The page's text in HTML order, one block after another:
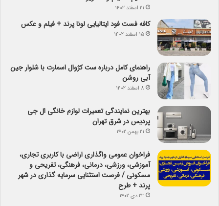
۲۱ اسفند ۱۴۰۲
کافه فست فود ایتالیایی لونا پرند + فیلم و عکس
۱۵ اسفند ۱۴۰۲
راهنمای کامل درباره ست کژوال اسمارت با شلوار جین
آبی روشن
۸ اسفند ۱۴۰۲
بهترین نمایندگی تعمیرات لوازم خانگی ال جی
پردیس در شرق تهران
۲۱ بهمن ۱۴۰۲
فراخوان عمومی واگذاری اراضی با کاربری تجاری،
آموزشی، ورزشی، درمانی، فرهنگی، تفریحی و
مسکونی / فرصت استثنایی سرمایه گذاری در شهر
پرند + طرح
۲۳ دی ۱۴۰۲